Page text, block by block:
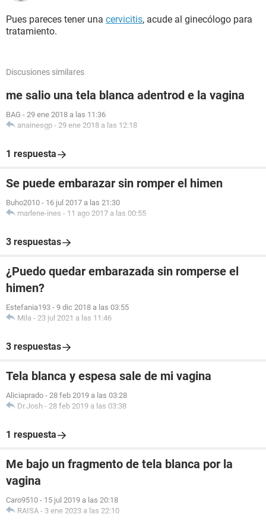
Pues pareces tener una cervicitis, acude al ginecólogo para
tratamiento.
Discusiones similares
me salio una tela blanca adentrod e la vagina
BAG - 29 ene 2018 a las 11:36
anainesgp - 29 ene 2018 a las 12:18
1 respuesta
Se puede embarazar sin romper el himen
Buho2010 - 16 jul 2017 a las 21:30
marlene-ines - 11 ago 2017 a las 00:55
3 respuestas
¿Puedo quedar embarazada sin romperse el
himen?
Estefania193 - 9 dic 2018 a las 03:55
Mila - 23 jul 2021 a las 11:46
3 respuestas
Tela blanca y espesa sale de mi vagina
Aliciaprado - 28 feb 2019 a las 03:28
Dr.Josh - 28 feb 2019 a las 03:38
1 respuesta
Me bajo un fragmento de tela blanca por la
vagina
Caro9510 - 15 jul 2019 a las 20:18
RAISA - 3 ene 2023 a las 22:10